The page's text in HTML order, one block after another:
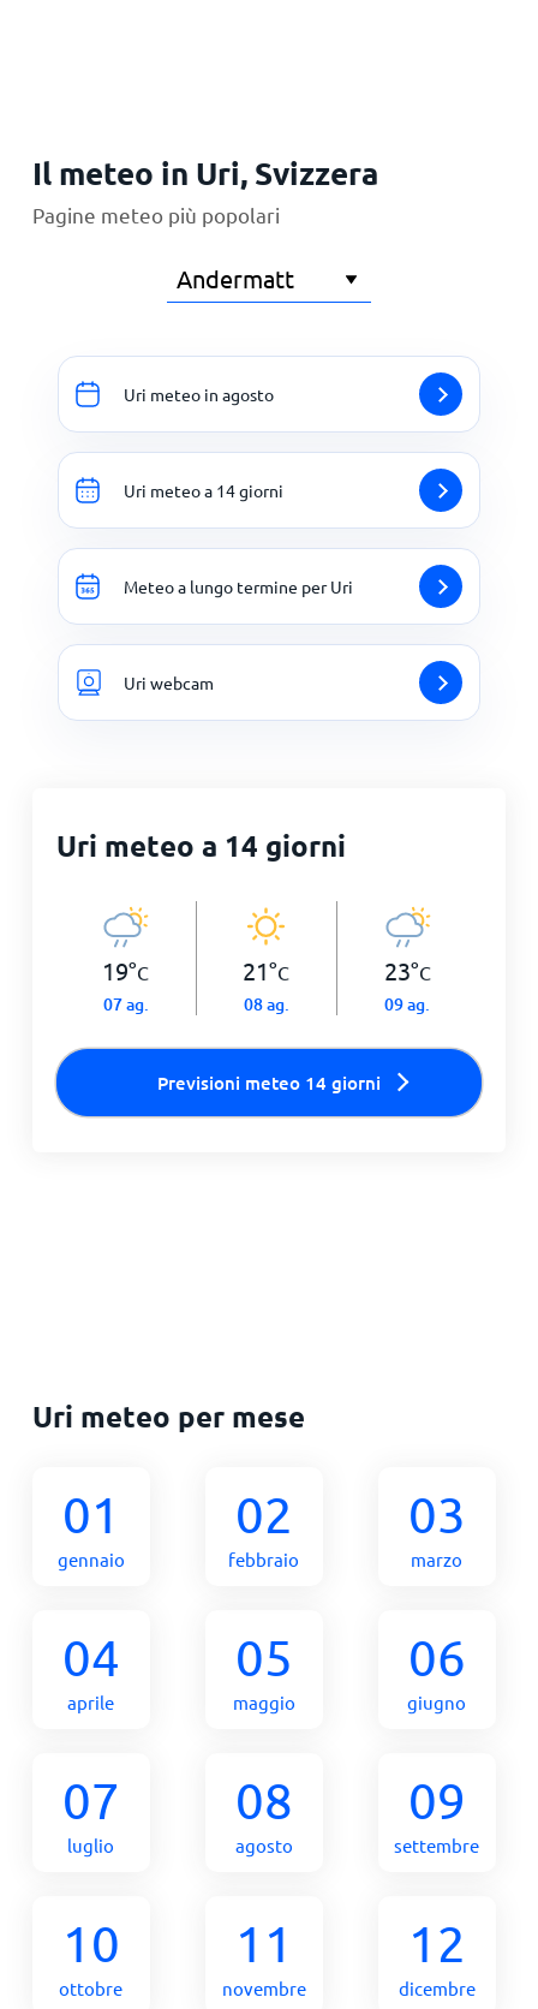
Il meteo in Uri, Svizzera
Pagine meteo più popolari
Uri meteo in agosto
Uri meteo a 14 giorni
Meteo a lungo termine per Uri
Uri webcam
Uri meteo a 14 giorni
19°C
07 ag.
21°C
08 ag.
23°C
09 ag.
Previsioni meteo 14 giorni
Uri meteo per mese
01
gennaio
02
febbraio
03
marzo
04
aprile
05
maggio
06
giugno
07
luglio
08
agosto
09
settembre
10
ottobre
11
novembre
12
dicembre